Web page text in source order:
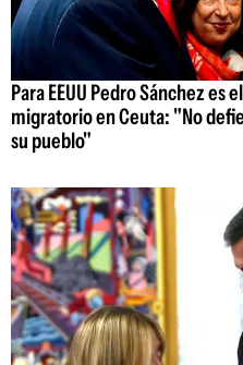
Para EEUU Pedro Sánchez es
migratorio en Ceuta: "No
su pueblo"